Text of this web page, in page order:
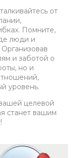
от
Помните,
люди и
и заботой о
но и
уровень.
целевой
станет вашим